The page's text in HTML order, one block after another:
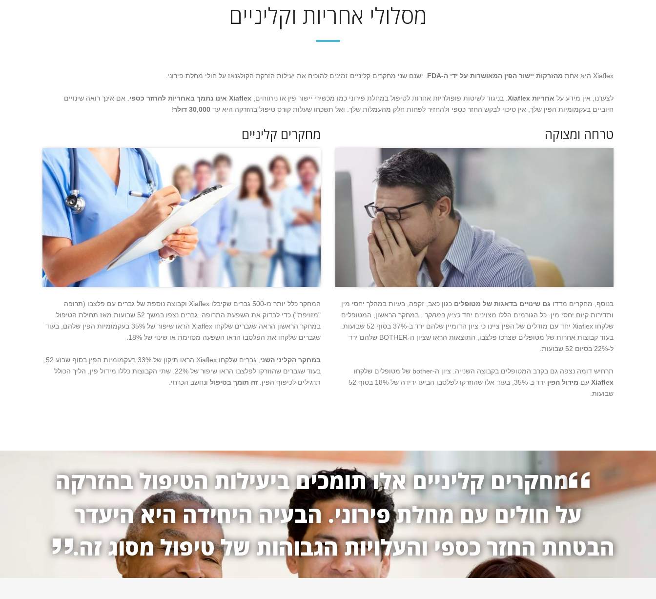
מסלולי אחריות וקליניים
Xiaflex היא אחת מהזרקות יישור הפין המאושרות על ידי ה-FDA . ישנם שני מחקרים קליניים זמינים להוכיח את יעילות הזרקת הקולגנאז על חולי מחלת פירוני.
לצערנו, אין מידע על אחריות Xiaflex . בניגוד לשיטות פופולריות אחרות לטיפול במחלת פירוני כמו מכשירי יישור פין או ניתוחים, Xiaflex אינו נתמך באחריות להחזר כספי
. אם אינך רואה שינויים
חיוביים בעקמומיות הפין שלך, אין סיכוי לבקש החזר כספי ולהחזיר לפחות חלק מהעמלות שלך. ואל תשכחו שעלות קורס טיפול בהזרקה היא עד 30,000 דולר !
מחקרים קליניים
המחקר כלל יותר מ-500 גברים שקיבלו Xiaflex וקבוצה נוספת של גברים עם פלצבו (תרופה
"מזויפת") כדי לבדוק את השפעת התרופה. גברים נצפו במשך 52 שבועות מאז תחילת הטיפול.
במחקר הראשון הראה שגברים שלקחו Xiaflex הראו שיפור של 35% בעקמומיות הפין שלהם, בעוד
שגברים שלקחו את הפלסבו הראו השפעה מסוימת או שינוי של 18%.
במחקר הקליני השני
בעוד שגברים שהוזרקו לפלצבו הראו שיפור של 22%. שתי הקבוצות כללו מידול פין, הליך הכולל
תרגילים לכיפוף הפין. זה תומך בטיפול ונחשב הכרחי.
טרחה ומצוקה
בנוסף, מחקרים מדדו גם שינויים בדאגות של מטופלים כגון כאב, זקפה, בעיות במהלך יחסי מין
ותדירות קיום יחסי מין. כל הגורמים הללו מצוינים יחד כציון במחקר . במחקר הראשון, המטופלים
שלקחו Xiaflex יחד עם מודלים של הפין ציינו כי ציון הדומיין שלהם ירד ב-37% בסוף 52 שבועות.
בעוד קבוצות אחרות של מטופלים שצרכו פלצבו, התוצאות הראו שציון ה-BOTHER שלהם ירד
ל-22% בסיום 52 שבועות.
תרחיש דומה נצפה גם בקרב המטופלים בקבוצה השנייה. ציון ה-bother של מטופלים שלקחו
Xiaflex עם מידול הפין
ירד ב-35%, בעוד אלו שהוזרקו לפלסבו הביעו ירידה של 18% בסוף 52
שבועות.
מחקרים קליניים אלו תומכים ביעילות הטיפול בהזרקה
על חולים עם מחלת פירוני. הבעיה היחידה היא היעדר
הבטחת החזר כספי והעלויות הגבוהות של טיפול מסוג זה.